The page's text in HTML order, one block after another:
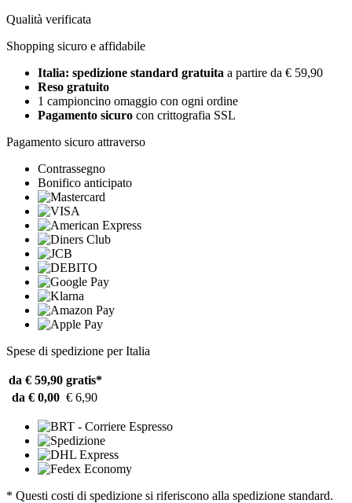
Qualità verificata
Shopping sicuro e affidabile
Italia: spedizione standard gratuita a partire da € 59,90
Reso gratuito
1 campioncino omaggio con ogni ordine
Pagamento sicuro con crittografia SSL
Pagamento sicuro attraverso
Contrassegno
Bonifico anticipato
Spese di spedizione per Italia
da € 59,90 gratis*
da € 0,00 € 6,90
* Questi costi di spedizione si riferiscono alla spedizione standard.